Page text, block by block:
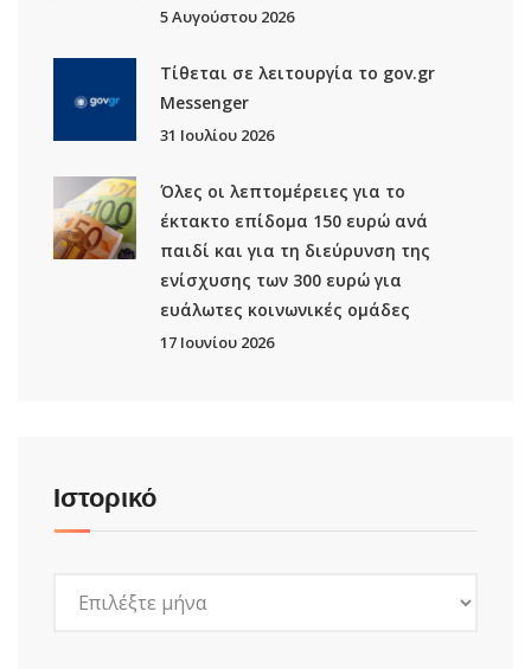
5 Αυγούστου 2026
Τίθεται σε λειτουργία το gov.gr
Μessenger
31 Ιουλίου 2026
Όλες οι λεπτομέρειες για το
έκτακτο επίδομα 150 ευρώ ανά
παιδί και για τη διεύρυνση της
ενίσχυσης των 300 ευρώ για
ευάλωτες κοινωνικές ομάδες
17 Ιουνίου 2026
Ιστορικό